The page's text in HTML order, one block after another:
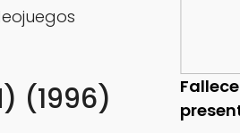
(1996)